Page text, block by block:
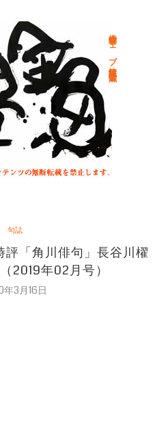
総合文学ウェブ情報誌 文学金魚
句誌
評「角川俳句」長谷川櫂
2019年02月号）
年3月16日